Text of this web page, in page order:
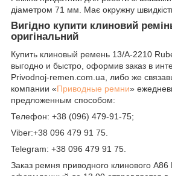
діаметром 71 мм. Має окружну
Вигідно купити клиновий
оригінальний
Купить клиновый ремень 13/А-2210
выгодно и быстро, оформив заказ в
Рrivodnoj-remen.com.ua, либо же
компании «Приводные ремни»
предложенным способом:
Телефон: +38 (096) 479-91-75;
Viber:+38 096 479 91 75.
Telegram: +38 096 479 91 75.
Заказ ремня приводного клинового A86